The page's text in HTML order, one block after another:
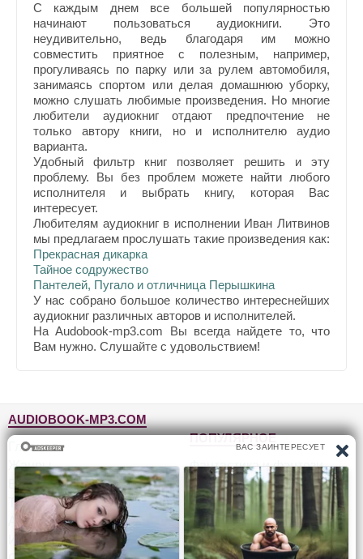
С каждым днем все большей популярностью
начинают пользоваться аудиокниги. Это
неудивительно, ведь благодаря им можно
совместить приятное с полезным, например,
прогуливаясь по парку или за рулем автомобиля,
занимаясь спортом или делая домашнюю уборку,
можно слушать любимые произведения. Но многие
любители аудиокниг отдают предпочтение не
только автору книги, но и исполнителю аудио
варианта.
Удобный фильтр книг позволяет решить и эту
проблему. Вы без проблем можете найти любого
исполнителя и выбрать книгу, которая Вас
интересует.
Любителям аудиокниг в исполнении Иван Литвинов
мы предлагаем прослушать такие произведения как:
Прекрасная дикарка
Тайное содружество
Пантелей, Пугало и отличница Перышкина
У нас собрано большое количество интереснейших
аудиокниг различных авторов и исполнителей.
На Audobook-mp3.com Вы всегда найдете то, что
Вам нужно. Слушайте с удовольствием!
AUDIOBOOK-MP3.COM
Главная
Жанры
Блог
Топ-100
Авторы
Исполнители
ПОПУЛЯРНОЕ
Фантастика и фэнтези
Детективы, триллеры
Для детей
Роман, проза
Приключения